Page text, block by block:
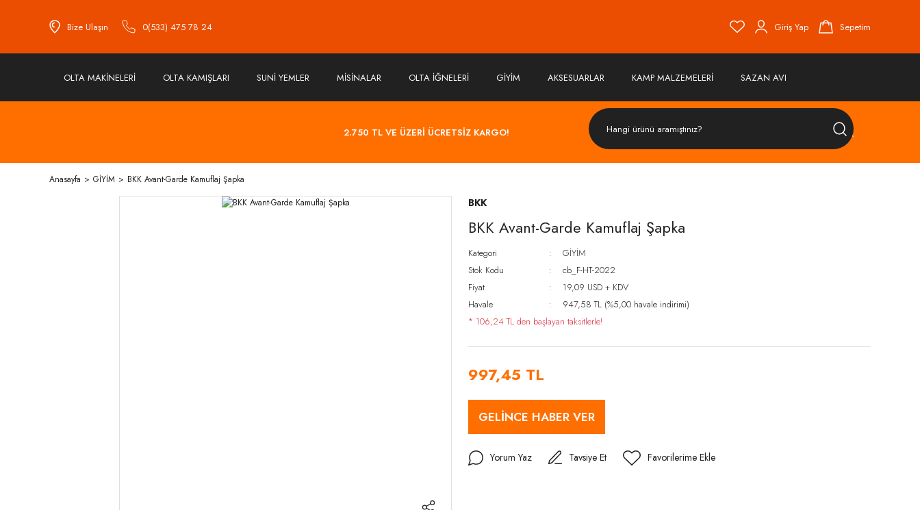
Bize Ulaşın 0(533) 475 78 24 Giriş Yap Sepetim
OLTA MAKİNELERİ OLTA KAMIŞLARI SUNİ YEMLER MİSİNALAR OLTA İĞNELERİ GİYİM AKSESUARLAR KAMP MALZEMELERİ SAZAN AVI
2.750 TL VE ÜZERİ ÜCRETSİZ KARGO!
ÜRÜN
Anasayfa GİYİM BKK Avant-Garde Kamuflaj Şapka
BKK
BKK Avant-Garde Kamuflaj Şapka
Kategori
GİYİM
Stok Kodu
cb_F-HT-2022
Fiyat
19,09 USD + KDV
Havale
947,58 TL (%5,00 havale indirimi)
* 106,24 TL den başlayan taksitlerle!
997,45 TL
GELİNCE HABER VER
Yorum Yaz Tavsiye Et